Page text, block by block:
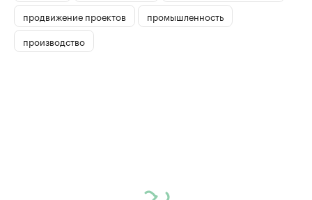
продвижение проектов
промышленность
производство